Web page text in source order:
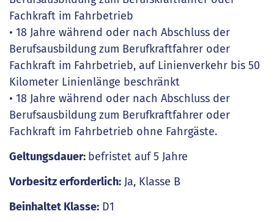
Fachkraft im Fahrbetrieb
• 18 Jahre während oder nach Abschluss der
Berufsausbildung zum Berufkraftfahrer oder
Fachkraft im Fahrbetrieb, auf Linienverkehr bis 50
Kilometer Linienlänge beschränkt
• 18 Jahre während oder nach Abschluss der
Berufsausbildung zum Berufkraftfahrer oder
Fachkraft im Fahrbetrieb ohne Fahrgäste.
Geltungsdauer: befristet auf 5 Jahre
Vorbesitz erforderlich: Ja, Klasse B
Beinhaltet Klasse: D1